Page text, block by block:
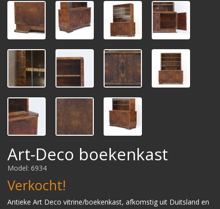
Art-Deco boekenkast
Model: 6934
Verkocht!
Antieke Art Deco vitrine/boekenkast, afkomstig uit Duitsland en